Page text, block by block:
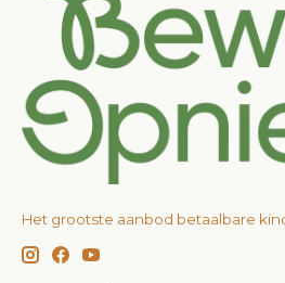
Het grootste aanbod betaalbare